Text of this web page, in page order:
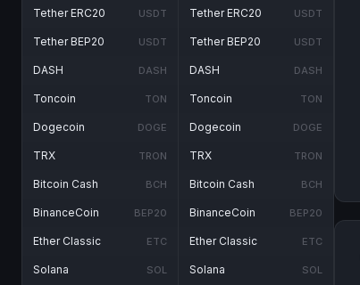
Tether ERC20 USDT
Tether BEP20 USDT
DASH DASH
Toncoin TON
Dogecoin DOGE
TRX TRON
Bitcoin Cash BCH
BinanceCoin BEP20
Ether Classic ETC
Solana SOL
Tether ERC20 USDT
Tether BEP20 USDT
DASH DASH
Toncoin TON
Dogecoin DOGE
TRX TRON
Bitcoin Cash BCH
BinanceCoin BEP20
Ether Classic ETC
Solana SOL